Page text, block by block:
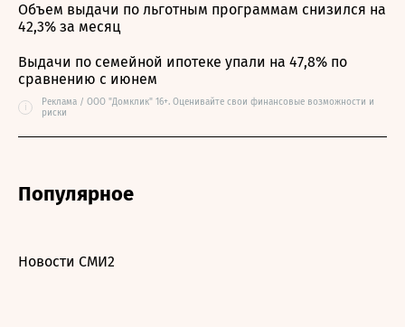
Объем выдачи по льготным программам снизился на
42,3% за месяц
Выдачи по семейной ипотеке упали на 47,8% по
сравнению с июнем
i
Реклама / ООО "Домклик" 16+. Оценивайте свои финансовые возможности и
риски
Популярное
Новости СМИ2